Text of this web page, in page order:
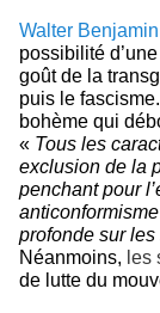
Walter Benjamin
possibilité
goût de la
puis le
bohème qui
« Tous les
exclusion de la
penchant pour
profonde sur
Néanmoins, les
de lutte du